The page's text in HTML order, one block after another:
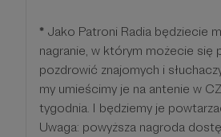
* Jako Patroni Radia będziecie
nagranie, w którym możecie się
pozdrowić znajomych i
my umieścimy je na antenie w
tygodnia. I będziemy je
Uwaga: powyższa nagroda